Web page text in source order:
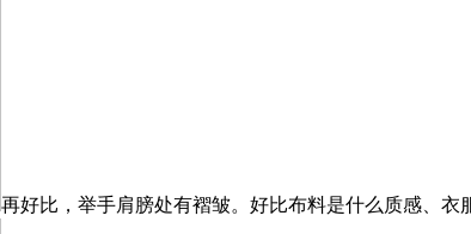
再好比，举手肩膀处有褶皱。好比布料是什么质感、衣